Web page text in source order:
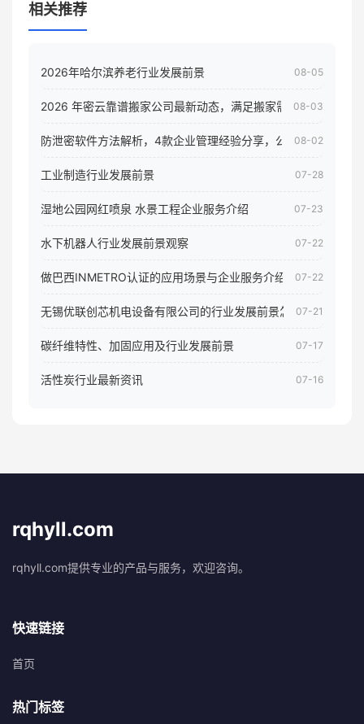
相关推荐
2026年哈尔滨养老行业发展前景 08-05
2026 年密云靠谱搬家公司最新动态，满足搬家需求！08-03
防泄密软件方法解析，4款企业管理经验分享，公司员工电脑核
08-02
工业制造行业发展前景 07-28
湿地公园网红喷泉 水景工程企业服务介绍 07-23
水下机器人行业发展前景观察 07-22
做巴西INMETRO认证的应用场景与企业服务介绍 07-22
无锡优联创芯机电设备有限公司的行业发展前景怎样07-21
碳纤维特性、加固应用及行业发展前景 07-17
活性炭行业最新资讯 07-16
rqhyll.com
rqhyll.com提供专业的产品与服务，欢迎咨询。
快速链接
首页
热门标签